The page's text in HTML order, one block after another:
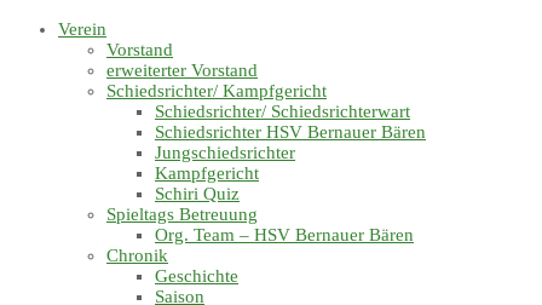
umschalten
Verein
Vorstand
erweiterter Vorstand
Schiedsrichter/ Kampfgericht
Schiedsrichter/ Schiedsrichterwart
Schiedsrichter HSV Bernauer Bären
Jungschiedsrichter
Kampfgericht
Schiri Quiz
Spieltags Betreuung
Org. Team – HSV Bernauer Bären
Chronik
Geschichte
Saison